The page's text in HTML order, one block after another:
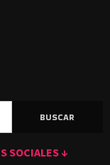
SOCIALES ↓